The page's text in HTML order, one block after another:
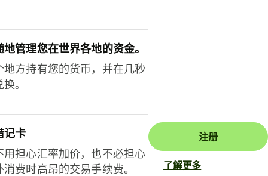
地管理您在世界各地的资金。
地方持有您的货币，并在几秒
。
记卡
用担心汇率加价，也不必担心
消费时高昂的交易手续费。
注册
了解更多